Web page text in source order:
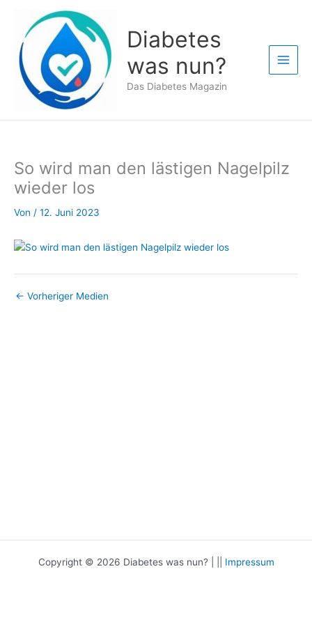
springen
Diabetes
was nun?
Das Diabetes Magazin
So wird man den lästigen Nagelpilz
wieder los
Von / 12. Juni 2023
← Vorheriger Medien
Copyright © 2026 Diabetes was nun? | || Impressum